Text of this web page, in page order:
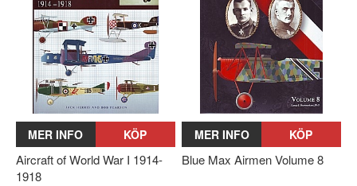
MER INFO KÖP
Aircraft of World War I 1914-
1918
MER INFO KÖP
Blue Max Airmen Volume 8